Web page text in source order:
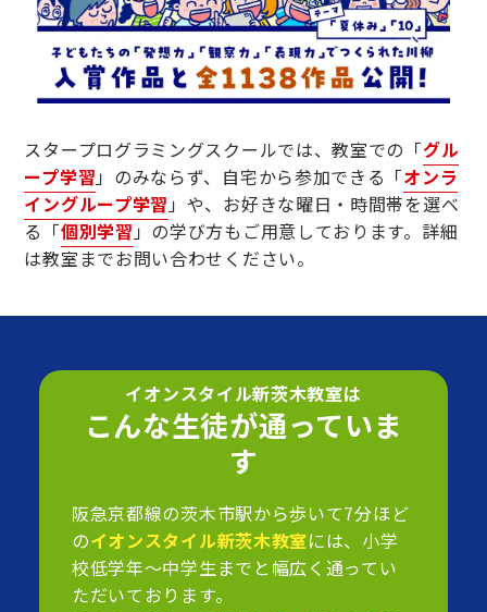
スタープログラミングスクールでは、教室での「グル
ープ学習 」のみならず、自宅から参加できる「オンラ
イングループ学習 」や、お好きな曜日・時間帯を選べ
る「個別学習 」の学び方もご用意しております。詳細
は教室までお問い合わせください。
イオンスタイル新茨木教室は
こんな生徒が通っていま
す
阪急京都線の茨木市駅から歩いて7分ほど
のイオンスタイル新茨木教室には、小学
校低学年～中学生までと幅広く通ってい
ただいております。